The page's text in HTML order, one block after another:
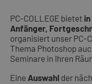
PC-COLLEGE bietet
Anfänger,
organisiert unser PC-
Thema Photoshop
Seminare in Ihren
Eine Auswahl der